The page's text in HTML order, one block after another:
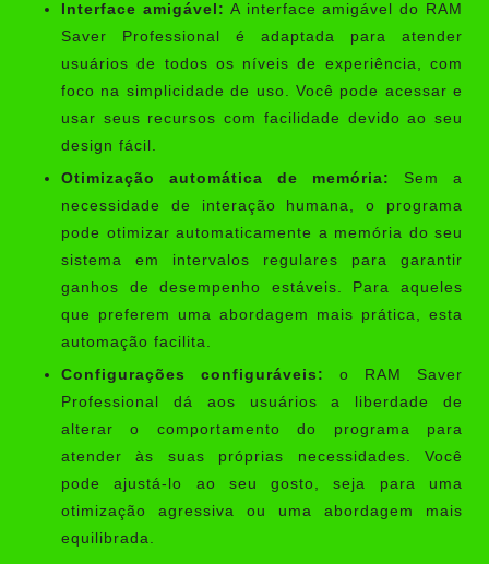
Interface amigável: A interface amigável do RAM
Saver Professional é adaptada para atender
usuários de todos os níveis de experiência, com
foco na simplicidade de uso. Você pode acessar e
usar seus recursos com facilidade devido ao seu
design fácil.
Otimização automática de memória:
Sem a
necessidade de interação humana, o programa
pode otimizar automaticamente a memória do seu
sistema em intervalos regulares para garantir
ganhos de desempenho estáveis. Para aqueles
que preferem uma abordagem mais prática, esta
automação facilita.
Configurações configuráveis:
o RAM Saver
Professional dá aos usuários a liberdade de
alterar o comportamento do programa para
atender às suas próprias necessidades. Você
pode ajustá-lo ao seu gosto, seja para uma
otimização agressiva ou uma abordagem mais
equilibrada.